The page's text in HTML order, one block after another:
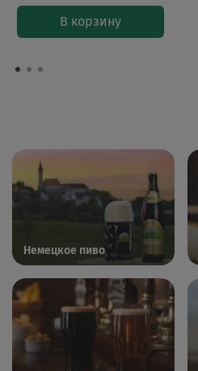
В корзину
Немецкое пиво